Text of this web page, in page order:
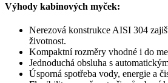
Výhody kabinových myček:
Nerezová konstrukce AISI 304
životnost.
Kompaktní rozměry vhodné i do
Jednoduchá obsluha s
Úsporná spotřeba vody, energie a